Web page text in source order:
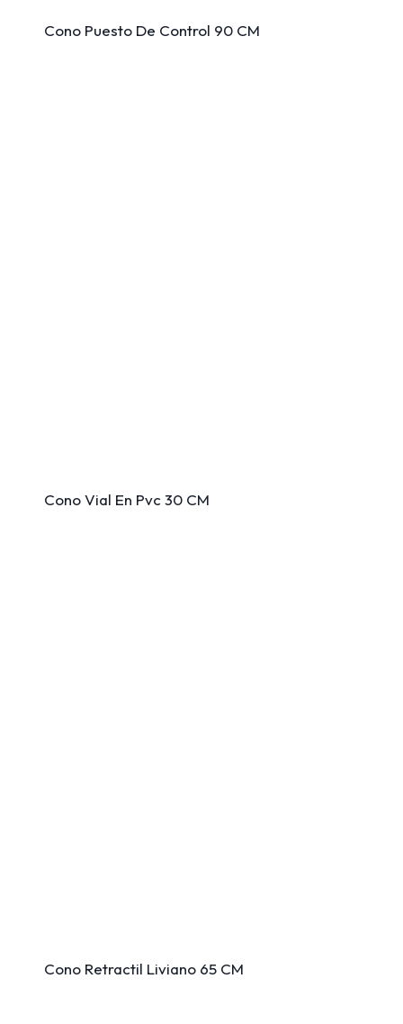
Cono Puesto De Control 90 CM
Cono Vial En Pvc 30 CM
Cono Retractil Liviano 65 CM